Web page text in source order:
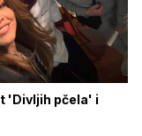
'Divljih pčela' i